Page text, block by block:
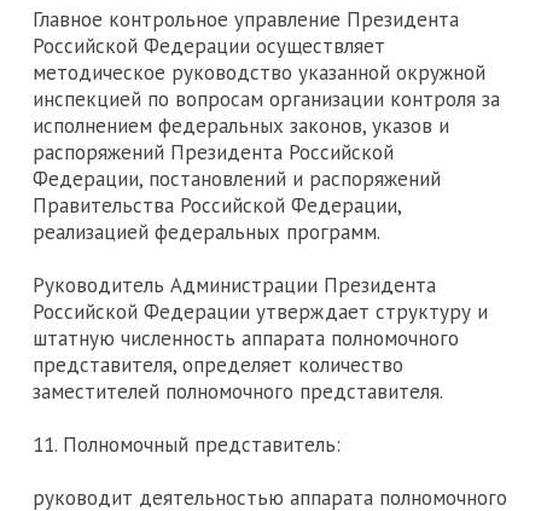
Главное контрольное управление Президента
Российской Федерации осуществляет
методическое руководство указанной окружной
инспекцией по вопросам организации контроля за
исполнением федеральных законов, указов и
распоряжений Президента Российской
Федерации, постановлений и распоряжений
Правительства Российской Федерации,
реализацией федеральных программ.
Руководитель Администрации Президента
Российской Федерации утверждает структуру и
штатную численность аппарата полномочного
представителя, определяет количество
заместителей полномочного представителя.
11. Полномочный представитель:
руководит деятельностью аппарата полномочного